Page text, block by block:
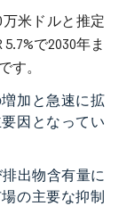
万米ドルと推定
で2030年ま
す。
加と急速に拡
因となってい
出物含有量に
の主要な抑制